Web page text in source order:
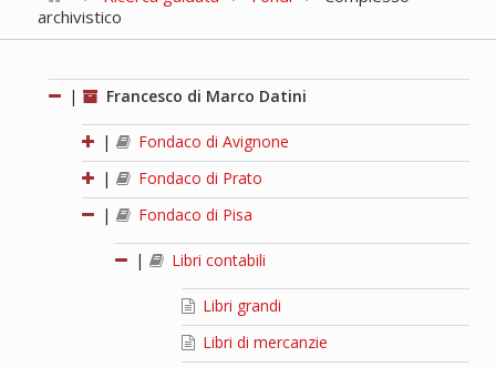
archivistico
| Francesco di Marco Datini
|
Fondaco di Avignone
|
Fondaco di Prato
|
Fondaco di Pisa
| Libri contabili
Libri grandi
Libri di mercanzie